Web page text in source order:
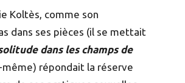
Koltès, comme son
dans ses pièces (il se mettait
dans les champs de
même) répondait la réserve